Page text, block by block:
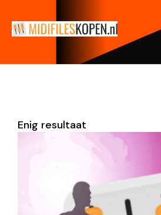
Enig resultaat